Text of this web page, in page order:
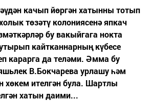
качып йөргән хатынны тотып
төзәтү колониясенә япкач
бу вакыйгага нокта
кайтканнарның күбесе
карарга да теләми. Әмма бу
В.Бокчарева урлашу һәм
хөкем ителгән була. Шартлы
хатын даими...